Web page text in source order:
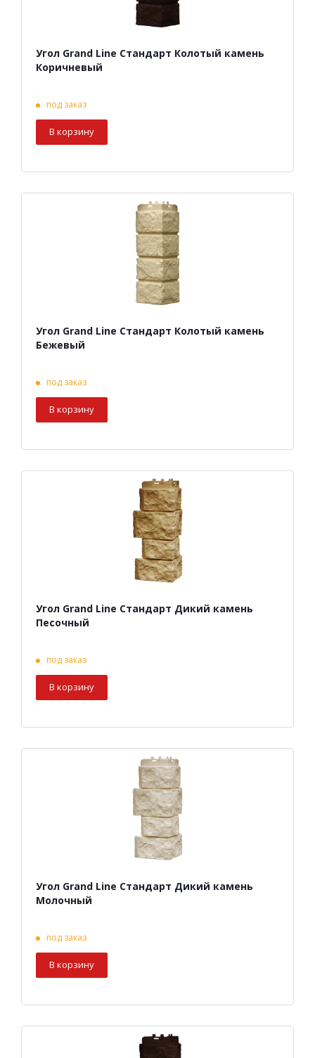
Угол Grand Line Стандарт Колотый камень
Коричневый
под заказ
В корзину
Угол Grand Line Стандарт Колотый камень
Бежевый
под заказ
В корзину
Угол Grand Line Стандарт Дикий камень
Песочный
под заказ
В корзину
Угол Grand Line Стандарт Дикий камень
Молочный
под заказ
В корзину